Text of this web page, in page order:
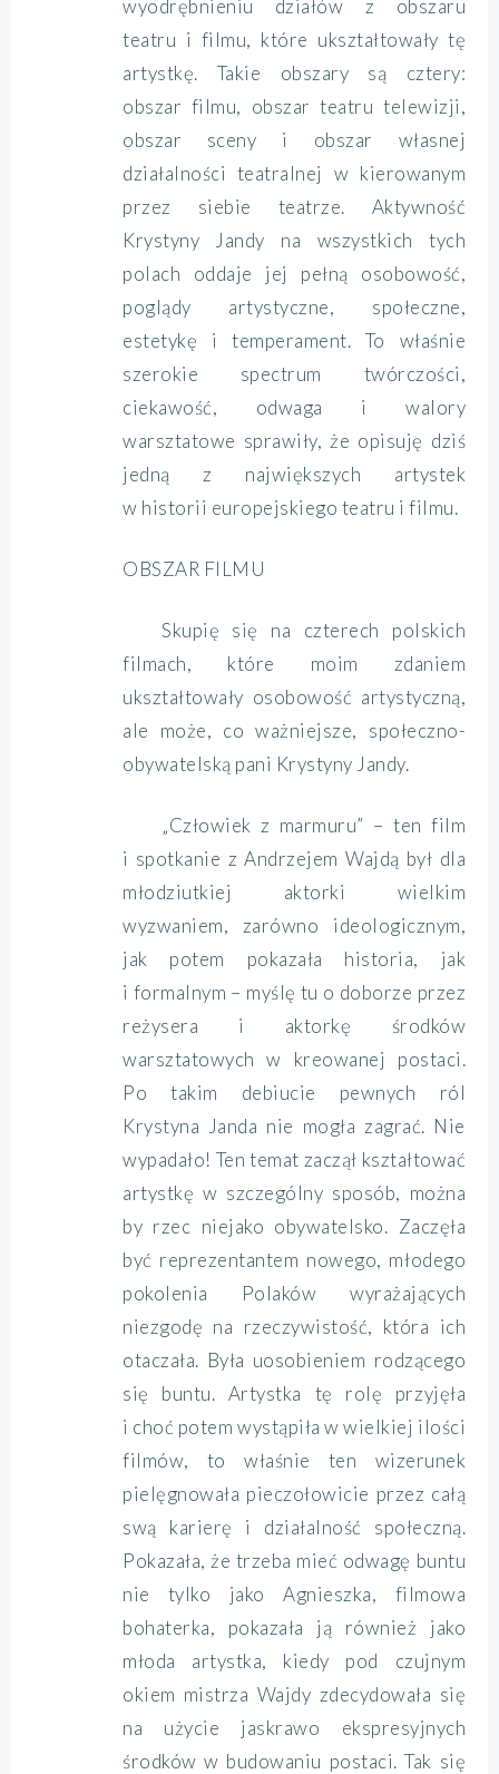
wyodrębnieniu działów z obszaru
teatru i filmu, które ukształtowały tę
artystkę. Takie obszary są cztery:
obszar filmu, obszar teatru telewizji,
obszar sceny i obszar własnej
działalności teatralnej w kierowanym
przez siebie teatrze. Aktywność
Krystyny Jandy na wszystkich tych
polach oddaje jej pełną osobowość,
poglądy artystyczne, społeczne,
estetykę i temperament. To właśnie
szerokie spectrum twórczości,
ciekawość, odwaga i walory
warsztatowe sprawiły, że opisuję dziś
jedną z największych artystek
w historii europejskiego teatru i filmu.
OBSZAR FILMU
Skupię się na czterech polskich
filmach, które moim zdaniem
ukształtowały osobowość artystyczną,
ale może, co ważniejsze, społeczno-
obywatelską pani Krystyny Jandy.
„Człowiek z marmuru” – ten film
i spotkanie z Andrzejem Wajdą był dla
młodziutkiej aktorki wielkim
wyzwaniem, zarówno ideologicznym,
jak potem pokazała historia, jak
i formalnym – myślę tu o doborze przez
reżysera i aktorkę środków
warsztatowych w kreowanej postaci.
Po takim debiucie pewnych ról
Krystyna Janda nie mogła zagrać. Nie
wypadało! Ten temat zaczął kształtować
artystkę w szczególny sposób, można
by rzec niejako obywatelsko. Zaczęła
być reprezentantem nowego, młodego
pokolenia Polaków wyrażających
niezgodę na rzeczywistość, która ich
otaczała. Była uosobieniem rodzącego
się buntu. Artystka tę rolę przyjęła
i choć potem wystąpiła w wielkiej ilości
filmów, to właśnie ten wizerunek
pielęgnowała pieczołowicie przez całą
swą karierę i działalność społeczną.
Pokazała, że trzeba mieć odwagę buntu
nie tylko jako Agnieszka, filmowa
bohaterka, pokazała ją również jako
młoda artystka, kiedy pod czujnym
okiem mistrza Wajdy zdecydowała się
na użycie jaskrawo ekspresyjnych
środków w budowaniu postaci. Tak się